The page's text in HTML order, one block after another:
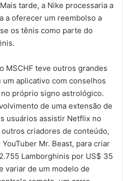
tarde, a Nike processaria a
a oferecer um reembolso a
os tênis como parte do
MSCHF teve outros grandes
aplicativo com conselhos
próprio signo astrológico.
de uma extensão de
usuários assistir Netflix no
criadores de conteúdo,
Mr. Beast, para criar
Lamborghinis por US$ 35
variar de um modelo de